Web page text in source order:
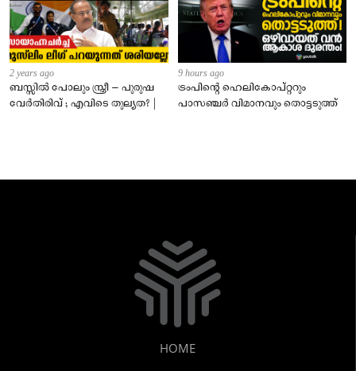
2 years ago
ബസ്സിൽ പോലും സ്ത്രീ – പുരുഷ
വേർതിരിവ് ; എവിടെ തുല്യത? |
9 hours ago
ട്രംപിന്റെ ഹെലികോപ്റ്ററും
പാസഞ്ചര്‍ വിമാനവും തൊട്ടടുത്ത്
HOME